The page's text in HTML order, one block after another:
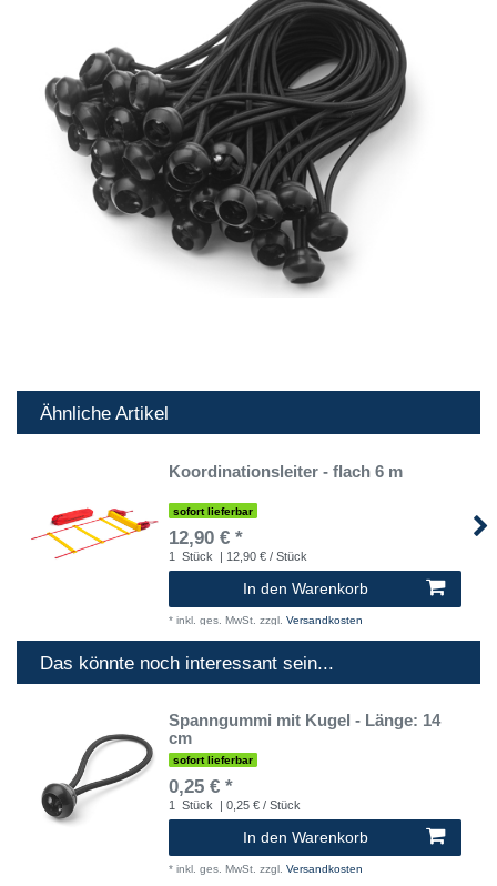
Ähnliche Artikel
Koordinationsleiter - flach 6 m
sofort lieferbar
12,90 € *
1 Stück | 12,90 € / Stück
In den Warenkorb
* inkl. ges. MwSt. zzgl. Versandkosten
Das könnte noch interessant sein...
Spanngummi mit Kugel - Länge: 14
cm
sofort lieferbar
0,25 € *
1 Stück | 0,25 € / Stück
In den Warenkorb
* inkl. ges. MwSt. zzgl. Versandkosten